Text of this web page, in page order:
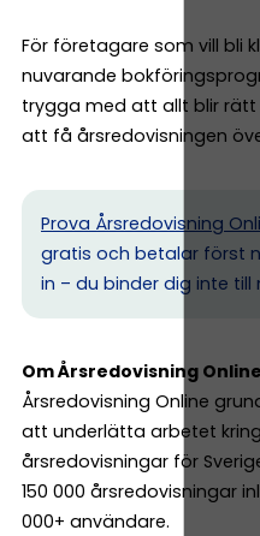
För företagare som vill bli
nuvarande
trygga med att allt blir
att få årsredovisningen
Prova Årsredovisning
gratis och betalar först
in – du binder dig inte till
Om Årsredovisning Online
Årsredovisning Online
att underlätta arbetet
årsredovisningar för
150 000 årsredovisningar
000+ användare.